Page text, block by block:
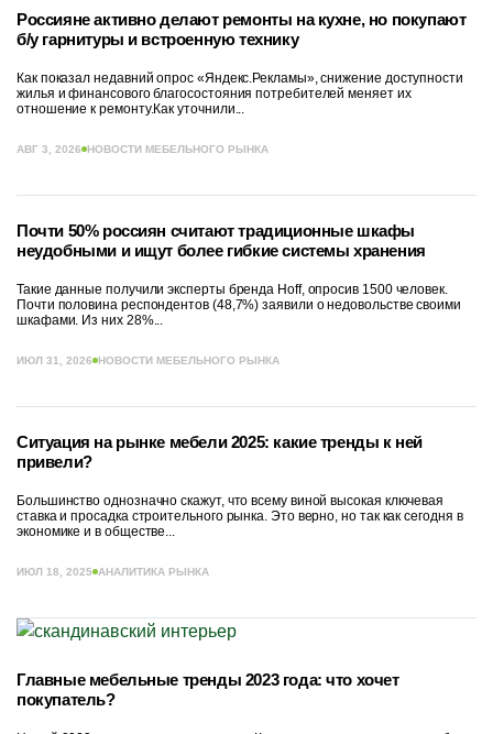
Россияне активно делают ремонты на кухне, но покупают
б/у гарнитуры и встроенную технику
Как показал недавний опрос «Яндекс.Рекламы», снижение доступности
жилья и финансового благосостояния потребителей меняет их
отношение к ремонту.Как уточнили...
АВГ 3, 2026 НОВОСТИ МЕБЕЛЬНОГО РЫНКА
Почти 50% россиян считают традиционные шкафы
неудобными и ищут более гибкие системы хранения
Такие данные получили эксперты бренда Hoff, опросив 1500 человек.
Почти половина респондентов (48,7%) заявили о недовольстве своими
шкафами. Из них 28%...
ИЮЛ 31, 2026 НОВОСТИ МЕБЕЛЬНОГО РЫНКА
Ситуация на рынке мебели 2025: какие тренды к ней
привели?
Большинство однозначно скажут, что всему виной высокая ключевая
ставка и просадка строительного рынка. Это верно, но так как сегодня в
экономике и в обществе...
ИЮЛ 18, 2025 АНАЛИТИКА РЫНКА
Главные мебельные тренды 2023 года: что хочет
покупатель?